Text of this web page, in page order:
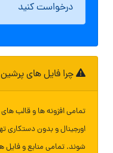
درخواست کنید
چرا فایل های
تمامی افزونه ها و قالب
اورجینال و بدون دستکاری
شوند. تمامی منابع و فایل